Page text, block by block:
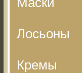
Лосьоны
Кремы